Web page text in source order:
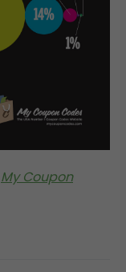
My Coupon